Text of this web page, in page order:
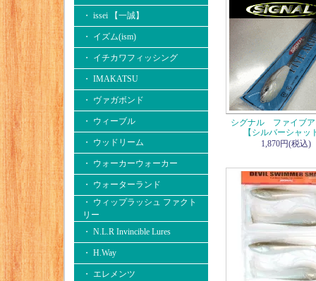
・ issei 【一誠】
・ イズム(ism)
・ イチカワフィッシング
・ IMAKATSU
・ ヴァガボンド
・ ウィーブル
・ ウッドリーム
・ ウォーカーウォーカー
・ ウォーターランド
・ ウィップラッシュ ファクト
リー
・ N.L.R Invincible Lures
・ H.Way
・ エレメンツ
シグナル ファイブア
【シルバーシャッ
1,870円(税込)